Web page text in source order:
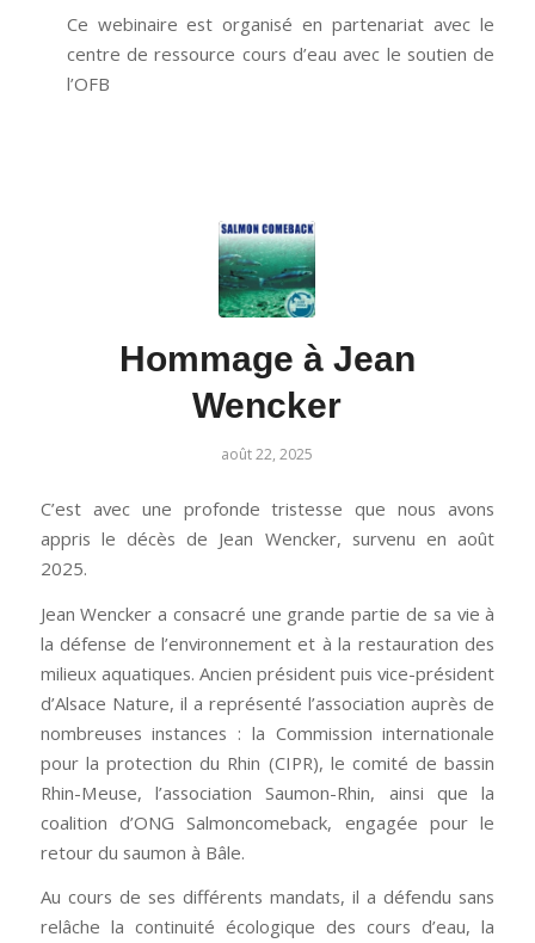
Ce webinaire est organisé en partenariat avec le
centre de ressource cours d’eau avec le soutien de
l’OFB
Hommage à Jean
Wencker
août 22, 2025
C’est avec une profonde tristesse que nous avons
appris le décès de Jean Wencker, survenu en août
2025.
Jean Wencker a consacré une grande partie de sa vie à
la défense de l’environnement et à la restauration des
milieux aquatiques. Ancien président puis vice-président
d’Alsace Nature, il a représenté l’association auprès de
nombreuses instances : la Commission internationale
pour la protection du Rhin (CIPR), le comité de bassin
Rhin-Meuse, l’association Saumon-Rhin, ainsi que la
coalition d’ONG Salmoncomeback, engagée pour le
retour du saumon à Bâle.
Au cours de ses différents mandats, il a défendu sans
relâche la continuité écologique des cours d’eau, la